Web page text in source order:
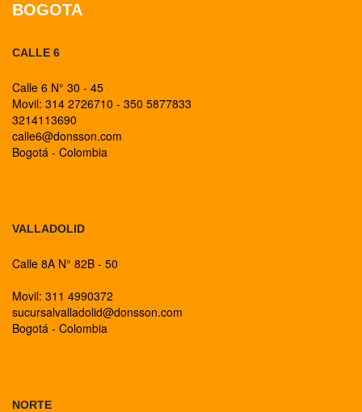
BOGOTA
CALLE 6
Calle 6 N° 30 - 45
Movil: 314 2726710 - 350 5877833
3214113690
calle6@donsson.com
Bogotá - Colombia
VALLADOLID
Calle 8A N° 82B - 50
Movil: 311 4990372
sucursalvalladolid@donsson.com
Bogotá - Colombia
NORTE